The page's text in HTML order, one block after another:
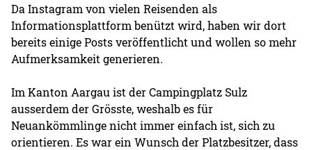
Da Instagram von vielen Reisenden als
Informationsplattform benützt wird, haben wir dort
bereits einige Posts veröffentlicht und wollen so mehr
Aufmerksamkeit generieren.
Im Kanton Aargau ist der Campingplatz Sulz
ausserdem der Grösste, weshalb es für
Neuankömmlinge nicht immer einfach ist, sich zu
orientieren. Es war ein Wunsch der Platzbesitzer, dass